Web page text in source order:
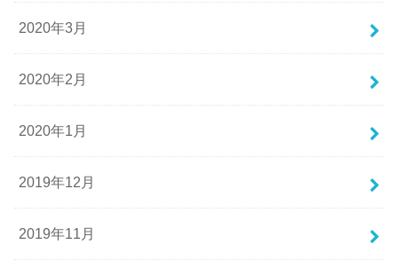
2020年3月
2020年2月
2020年1月
2019年12月
2019年11月